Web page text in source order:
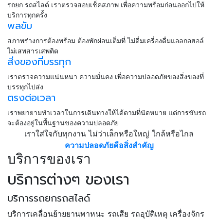
รถยก รถสไลด์ เราตรวจสอบเช็คสภาพ เพื่อความพร้อมก่อนออกไปให้
บริการทุกครั้ง
พลขับ
สภาพร่างการต้องพร้อม ต้องพักผ่อนเต็มที่ ไม่ดื่มเครื่องดื่มแอลกอฮอล์
ไม่เสพสารเสพติด
สิ่งของที่บรรทุก
เราตรวจความแน่นหนา ความมั่นคง เพื่อความปลอดภัยของสิ่งของที่
บรรทุกไปส่ง
ตรงต่อเวลา
เราพยายามทำเวลาในการเดินทางให้ได้ตามที่นัดหมาย แต่การขับรถ
จะต้องอยู่ในพื้นฐานของความปลอดภัย
เราใส่ใจกับทุกงาน ไม่ว่าเล็กหรือใหญ่ ใกล้หรือไกล
ความปลอดภัยคือสิ่งสำคัญ
บริการของเรา
บริการต่างๆ ของเรา
บริการรถยกรถสไลด์
บริการเคลื่อนย้ายยานพาหนะ รถเสีย รถอุบัติเหตุ เครื่องจักร